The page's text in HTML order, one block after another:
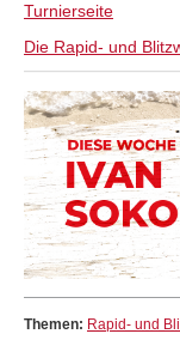
Turnierseite
Die Rapid- und
Themen: Rapid- und